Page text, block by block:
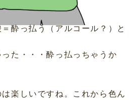
酔っ払う（アルコール？）と
った・・・酔っ払っちゃうか
楽しいですね。これから色ん